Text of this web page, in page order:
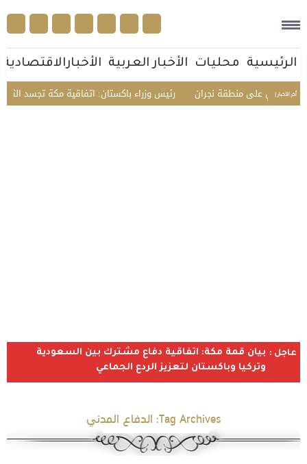
الرئيسية محليات الأخبار العربية الأخبارالاقتصادية
أخر الأخبار | رئيس وزراء باكستان: اتفاقية مكة تجسد الثقة على منطقة نجران
عاجل : بيان قمة مكة: اتفاقية دفاع مشترك بين السعودية
وتركيا وباكستان لتعزيز الردع الجماعي
Tag Archives: الدفاع المدني